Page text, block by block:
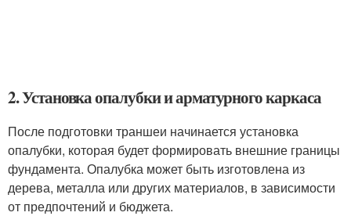
2. Установка опалубки и арматурного каркаса
После подготовки траншеи начинается установка
опалубки, которая будет формировать внешние границы
фундамента. Опалубка может быть изготовлена из
дерева, металла или других материалов, в зависимости
от предпочтений и бюджета.